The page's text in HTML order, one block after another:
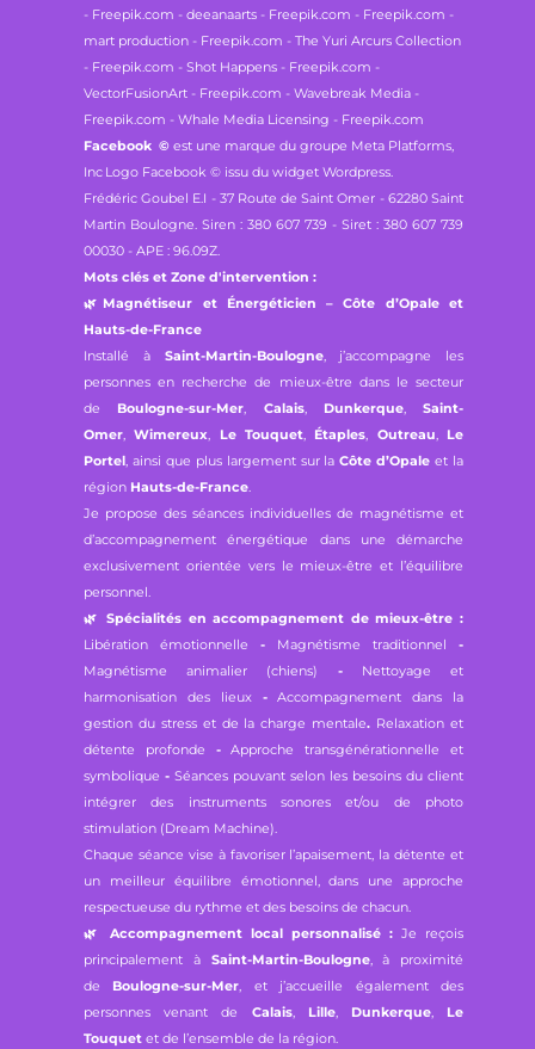
- Freepik.com - deeanaarts - Freepik.com - Freepik.com -
mart production - Freepik.com - The Yuri Arcurs Collection
- Freepik.com - Shot Happens - Freepik.com -
VectorFusionArt - Freepik.com - Wavebreak Media -
Freepik.com - Whale Media Licensing - Freepik.com
Facebook © est une marque du groupe Meta Platforms,
Inc Logo Facebook © issu du widget Wordpress.
Frédéric Goubel E.I - 37 Route de Saint Omer - 62280 Saint
Martin Boulogne. Siren : 380 607 739 - Siret : 380 607 739
00030 - APE : 96.09Z.
Mots clés et Zone d'intervention :
🌿 Magnétiseur et Énergéticien – Côte d’Opale et
Hauts-de-France
Installé à Saint-Martin-Boulogne, j’accompagne les
personnes en recherche de mieux-être dans le secteur
de Boulogne-sur-Mer, Calais, Dunkerque, Saint-
Omer,Wimereux, Le Touquet, Étaples, Outreau, Le
Portel , ainsi que plus largement sur laCôte d’Opale et la
région Hauts-de-France.
Je propose des séances individuelles de magnétisme et
d’accompagnement énergétique dans une démarche
exclusivement orientée vers le mieux-être et l’équilibre
personnel.
🌿
Spécialités en accompagnement de mieux-être :
Libération émotionnelle - Magnétisme traditionnel
-
Magnétisme animalier (chiens)
- Nettoyage et
harmonisation des lieux-Accompagnement dans la
gestion du stress et de la charge mentale. Relaxation et
détente profonde -Approche transgénérationnelle et
symbolique - Séances pouvant selon les besoins du client
intégrer des instruments sonores et/ou de photo
stimulation (Dream Machine).
Chaque séance vise à favoriser l’apaisement, la détente et
un meilleur équilibre émotionnel, dans une approche
respectueuse du rythme et des besoins de chacun.
🌿
Accompagnement local personnalisé : Je reçois
principalement à Saint-Martin-Boulogne, à proximité
de Boulogne-sur-Mer, et j’accueille également des
personnes venant de Calais, Lille, Dunkerque, Le
Touquet et de l’ensemble de la région.